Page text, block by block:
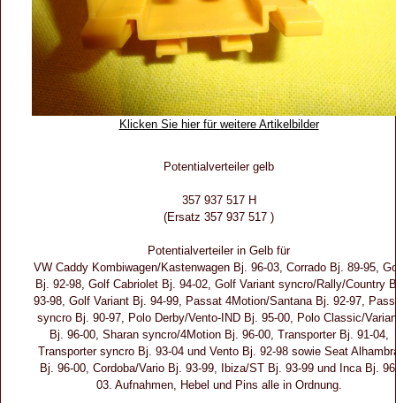
Klicken Sie hier für weitere Artikelbilder
Potentialverteiler gelb
357 937 517 H
(Ersatz 357 937 517 )
Potentialverteiler in Gelb für
VW Caddy Kombiwagen/Kastenwagen Bj. 96-03, Corrado Bj. 89-95,
Bj. 92-98, Golf Cabriolet Bj. 94-02, Golf Variant syncro/Rally/Country
93-98, Golf Variant Bj. 94-99, Passat 4Motion/Santana Bj. 92-97,
syncro Bj. 90-97, Polo Derby/Vento-IND Bj. 95-00, Polo Classic/
Bj. 96-00, Sharan syncro/4Motion Bj. 96-00, Transporter Bj. 91-04,
Transporter syncro Bj. 93-04 und Vento Bj. 92-98 sowie Seat
Bj. 96-00, Cordoba/Vario Bj. 93-99, Ibiza/ST Bj. 93-99 und Inca Bj.
03. Aufnahmen, Hebel und Pins alle in Ordnung.